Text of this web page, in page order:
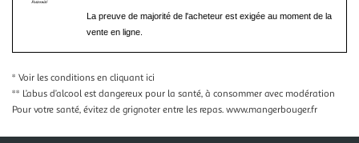
La preuve de majorité de l'acheteur est exigée au moment de la
vente en ligne.
* Voir les conditions en cliquant ici
** L’abus d’alcool est dangereux pour la santé, à consommer avec modération
Pour votre santé, évitez de grignoter entre les repas. www.mangerbouger.fr